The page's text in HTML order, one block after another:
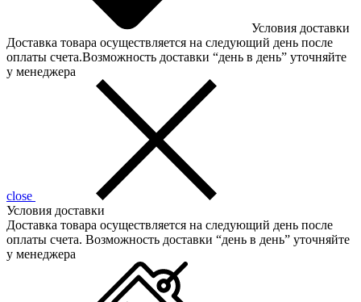
Условия доставки
Доставка товара осуществляется на следующий день после
оплаты счета.Возможность доставки “день в день” уточняйте
у менеджера
close
Условия доставки
Доставка товара осуществляется на следующий день после
оплаты счета. Возможность доставки “день в день” уточняйте
у менеджера